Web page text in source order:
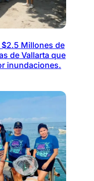
Millones de
de Vallarta que
inundaciones.